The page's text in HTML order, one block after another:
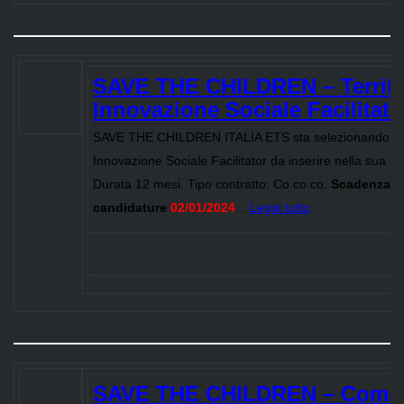
SAVE THE CHILDREN –
Innovazione Sociale
SAVE THE CHILDREN ITALIA ETS sta selezionando
Innovazione Sociale Facilitator da inserire nella sua
Durata 12 mesi. Tipo contratto: Co.co.co. Scadenza
candidature 02/01/2024... Leggi tutto
SAVE THE CHILDREN –